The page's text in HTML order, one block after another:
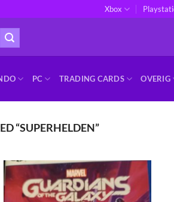
Xbox
PC TRADING CARDS OVERIG
“SUPERHELDEN”
Toevoegen